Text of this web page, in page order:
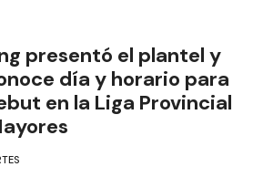
presentó el plantel y
día y horario para
en la Liga Provincial